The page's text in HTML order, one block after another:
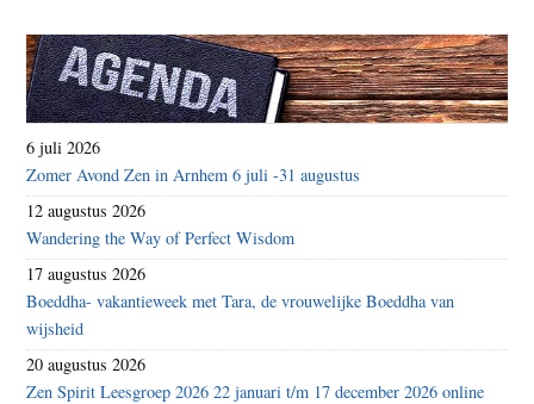
6 juli 2026
Zomer Avond Zen in Arnhem 6 juli -31 augustus
12 augustus 2026
Wandering the Way of Perfect Wisdom
17 augustus 2026
Boeddha- vakantieweek met Tara, de vrouwelijke Boeddha van
wijsheid
20 augustus 2026
Zen Spirit Leesgroep 2026 22 januari t/m 17 december 2026 online